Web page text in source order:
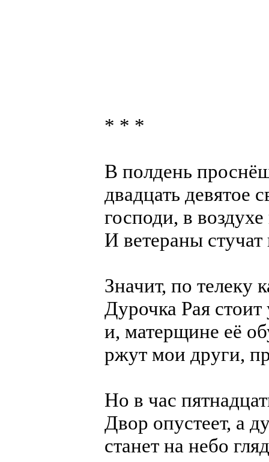
* * *
В полдень
двадцать девятое
господи, в
И ветераны
Значит, по телеку
Дурочка Рая стоит
и, матерщине её
ржут мои други,
Но в час
Двор опустеет, а
станет на небо